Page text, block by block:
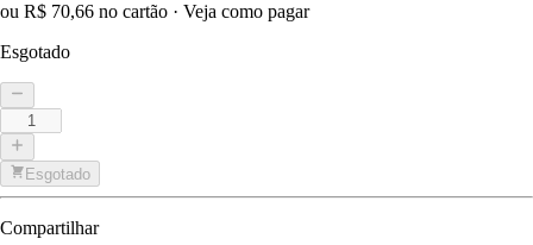
ou R$ 70,66 no cartão · Veja como pagar
Esgotado
Esgotado
Compartilhar